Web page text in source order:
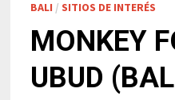
BALI / SITIOS DE INTERÉS
MONKEY
UBUD